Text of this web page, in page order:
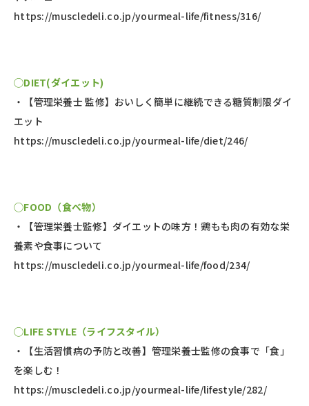
https://muscledeli.co.jp/yourmeal-life/fitness/316/
◯DIET(ダイエット)
・【管理栄養士 監修】おいしく簡単に継続できる糖質制限ダイ
エット
https://muscledeli.co.jp/yourmeal-life/diet/246/
◯FOOD（食べ物）
・【管理栄養士監修】ダイエットの味方！鶏もも肉の有効な栄
養素や食事について
https://muscledeli.co.jp/yourmeal-life/food/234/
◯LIFE STYLE（ライフスタイル）
・【生活習慣病の予防と改善】管理栄養士監修の食事で「食」
を楽しむ！
https://muscledeli.co.jp/yourmeal-life/lifestyle/282/